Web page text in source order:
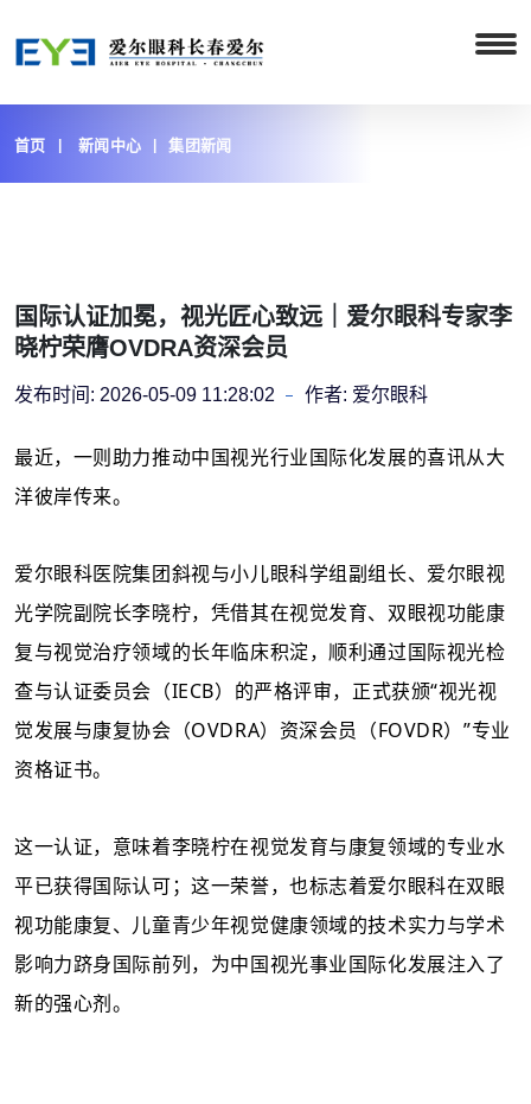
首页 新闻中心 集团新闻
国际认证加冕，视光匠心致远｜爱尔眼科专家李
晓柠荣膺OVDRA资深会员
发布时间: 2026-05-09 11:28:02 作者: 爱尔眼科
最近，一则助力推动中国视光行业国际化发展的喜讯从大
洋彼岸传来。
爱尔眼科医院集团斜视与小儿眼科学组副组长、爱尔眼视
光学院副院长李晓柠，凭借其在视觉发育、双眼视功能康
复与视觉治疗领域的长年临床积淀，顺利通过国际视光检
查与认证委员会（IECB）的严格评审，正式获颁“视光视
觉发展与康复协会（OVDRA）资深会员（FOVDR）”专业
资格证书。
这一认证，意味着李晓柠在视觉发育与康复领域的专业水
平已获得国际认可；这一荣誉，也标志着爱尔眼科在双眼
视功能康复、儿童青少年视觉健康领域的技术实力与学术
影响力跻身国际前列，为中国视光事业国际化发展注入了
新的强心剂。